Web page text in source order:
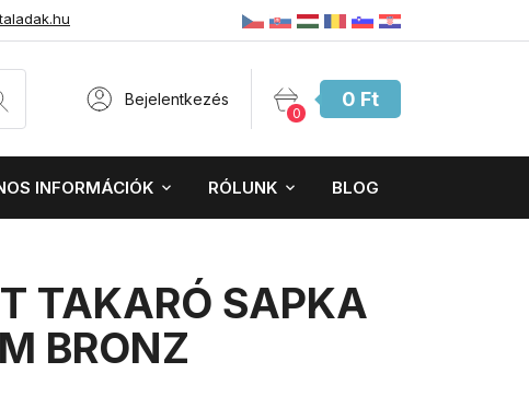
Bejelentkezés
0
0 Ft
INFORMÁCIÓK RÓLUNK BLOG
TAKARÓ SAPKA
BRONZ